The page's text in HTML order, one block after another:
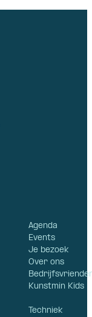
Agenda
Events
Je bezoek
Over ons
Kunstmin Kids
Techniek